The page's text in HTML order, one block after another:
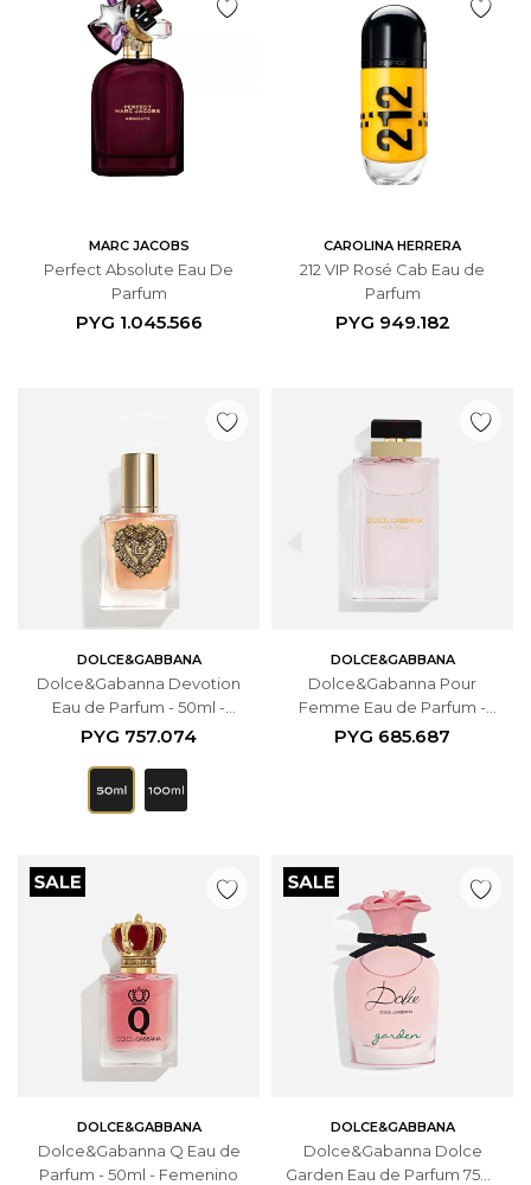
MARC JACOBS
Perfect Absolute Eau De
Parfum
PYG 1.045.566
CAROLINA HERRERA
212 VIP Rosé Cab Eau de
Parfum
PYG 949.182
DOLCE&GABBANA
Dolce&Gabanna Devotion
Eau de Parfum - 50ml -
Femenino
PYG 757.074
DOLCE&GABBANA
Dolce&Gabanna Pour
Femme Eau de Parfum -
50ML - Femenino
PYG 685.687
DOLCE&GABBANA
Dolce&Gabanna Q Eau de
Parfum - 50ml - Femenino
DOLCE&GABBANA
Dolce&Gabanna Dolce
Garden Eau de Parfum 75ml